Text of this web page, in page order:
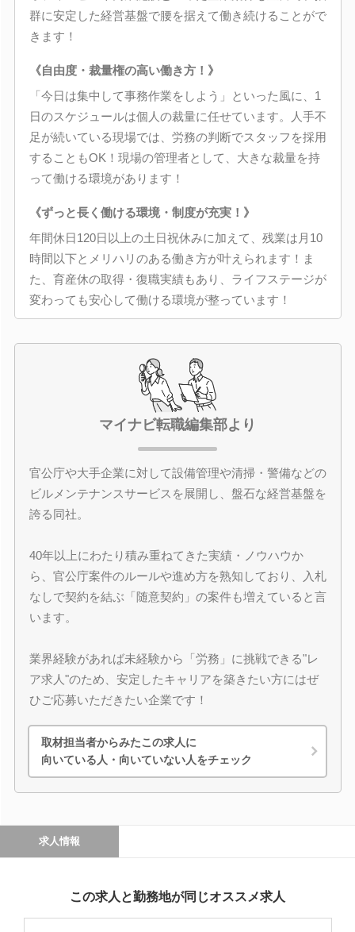
群に安定した経営基盤で腰を据えて働き続けることがで
きます！
《自由度・裁量権の高い働き方！》
「今日は集中して事務作業をしよう」といった風に、1
日のスケジュールは個人の裁量に任せています。人手不
足が続いている現場では、労務の判断でスタッフを採用
することもOK！現場の管理者として、大きな裁量を持
って働ける環境があります！
《ずっと長く働ける環境・制度が充実！》
年間休日120日以上の土日祝休みに加えて、残業は月10
時間以下とメリハリのある働き方が叶えられます！ま
た、育産休の取得・復職実績もあり、ライフステージが
変わっても安心して働ける環境が整っています！
マイナビ転職編集部より
官公庁や大手企業に対して設備管理や清掃・警備などの
ビルメンテナンスサービスを展開し、盤石な経営基盤を
誇る同社。
40年以上にわたり積み重ねてきた実績・ノウハウか
ら、官公庁案件のルールや進め方を熟知しており、入札
なしで契約を結ぶ「随意契約」の案件も増えていると言
います。
業界経験があれば未経験から「労務」に挑戦できる"レ
ア求人"のため、安定したキャリアを築きたい方にはぜ
ひご応募いただきたい企業です！
取材担当者からみたこの求人に
向いている人・向いていない人をチェック
求人情報
この求人と勤務地が同じオススメ求人